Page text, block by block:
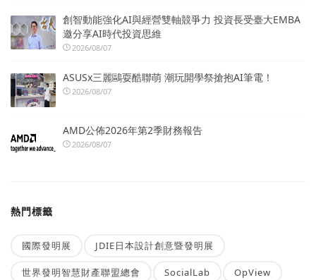
創智動能強化AI與經營雙軸競爭力 投資長受臺大EMBA
邀分享AI時代投資思維
2026/08/07
ASUSx三麗鷗耍酷聯萌 潮玩開學祭搶抱AI筆電！
2026/08/07
AMD公佈2026年第2季財務報告
2026/08/07
熱門標籤
國際發明展 JDIE日本設計創意暨發明展
世界發明智慧財產聯盟總會 SocialLab OpView